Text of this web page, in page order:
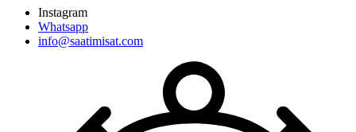
Instagram
Whatsapp
info@saatimisat.com